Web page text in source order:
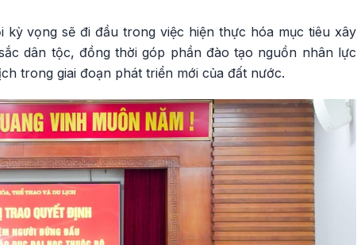
vọng sẽ đi đầu trong việc hiện thực hóa mục tiêu xây
dân tộc, đồng thời góp phần đào tạo nguồn nhân lực
trong giai đoạn phát triển mới của đất nước.